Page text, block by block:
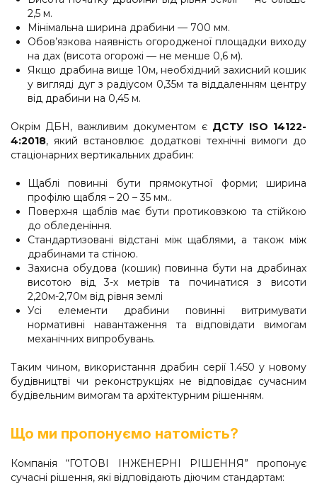
2,5 м.
Мінімальна ширина драбини — 700 мм.
Обов’язкова наявність огородженої площадки виходу
на дах (висота огорожі — не менше 0,6 м).
Якщо драбина вище 10м, необхідний захисний кошик
у вигляді дуг з радіусом 0,35м та віддаленням центру
від драбини на 0,45 м.
Окрім ДБН, важливим документом є ДСТУ ISO 14122-
4:2018, який встановлює додаткові технічні вимоги до
стаціонарних вертикальних драбин:
Щаблі повинні бути прямокутної форми; ширина
профілю щабля – 20 – 35 мм..
Поверхня щаблів має бути протиковзкою та стійкою
до обледеніння.
Стандартизовані відстані між щаблями, а також між
драбинами та стіною.
Захисна обудова (кошик) повинна бути на драбинах
висотою від 3-х метрів та починатися з висоти
2,20м-2,70м від рівня землі
Усі елементи драбини повинні витримувати
нормативні навантаження та відповідати вимогам
механічних випробувань.
Таким чином, використання драбин серії 1.450 у новому
будівництві чи реконструкціях не відповідає сучасним
будівельним вимогам та архітектурним рішенням.
Що ми пропонуємо натомість?
Компанія “ГОТОВІ ІНЖЕНЕРНІ РІШЕННЯ” пропонує
сучасні рішення, які відповідають діючим стандартам: